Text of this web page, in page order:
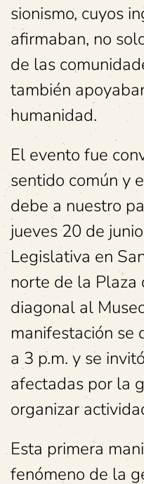
sionismo, cuyos
afirmaban, no
de las
también
humanidad.
El evento fue
sentido común y
debe a nuestro
jueves 20 de
Legislativa en
norte de la Plaza
diagonal al
manifestación se
a 3 p.m. y se
afectadas por la
organizar
Esta primera
fenómeno de la